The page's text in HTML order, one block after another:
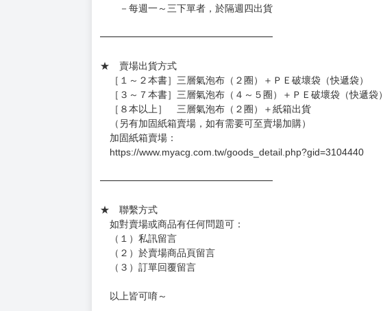
－每週一～三下單者，於隔週四出貨
━━━━━━━━━━━━━━━━━━
★ 賣場出貨方式
［１～２本書］三層氣泡布（２圈）＋ＰＥ破壞袋（快遞袋）
［３～７本書］三層氣泡布（４～５圈）＋ＰＥ破壞袋（快遞袋）
［８本以上］ 三層氣泡布（２圈）＋紙箱出貨
（另有加固紙箱賣場，如有需要可至賣場加購）
加固紙箱賣場：
https://www.myacg.com.tw/goods_detail.php?gid=3104440
━━━━━━━━━━━━━━━━━━
★ 聯繫方式
如對賣場或商品有任何問題可：
（１）私訊留言
（２）於賣場商品頁留言
（３）訂單回覆留言
以上皆可唷～